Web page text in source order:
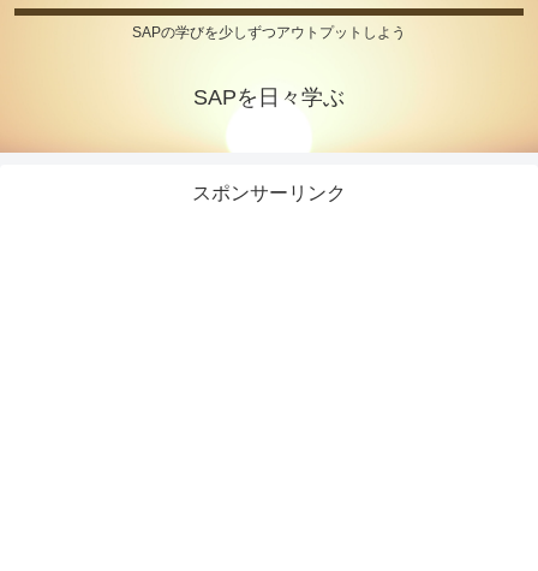
SAPの学びを少しずつアウトプットしよう
SAPを日々学ぶ
スポンサーリンク